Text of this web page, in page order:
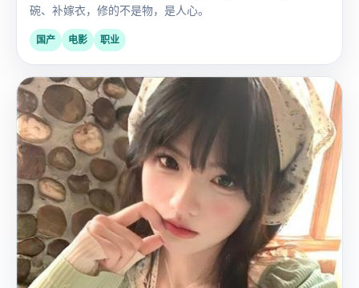
碗、补嫁衣，修的不是物，是人心。
国产 电影
职业
2020
日